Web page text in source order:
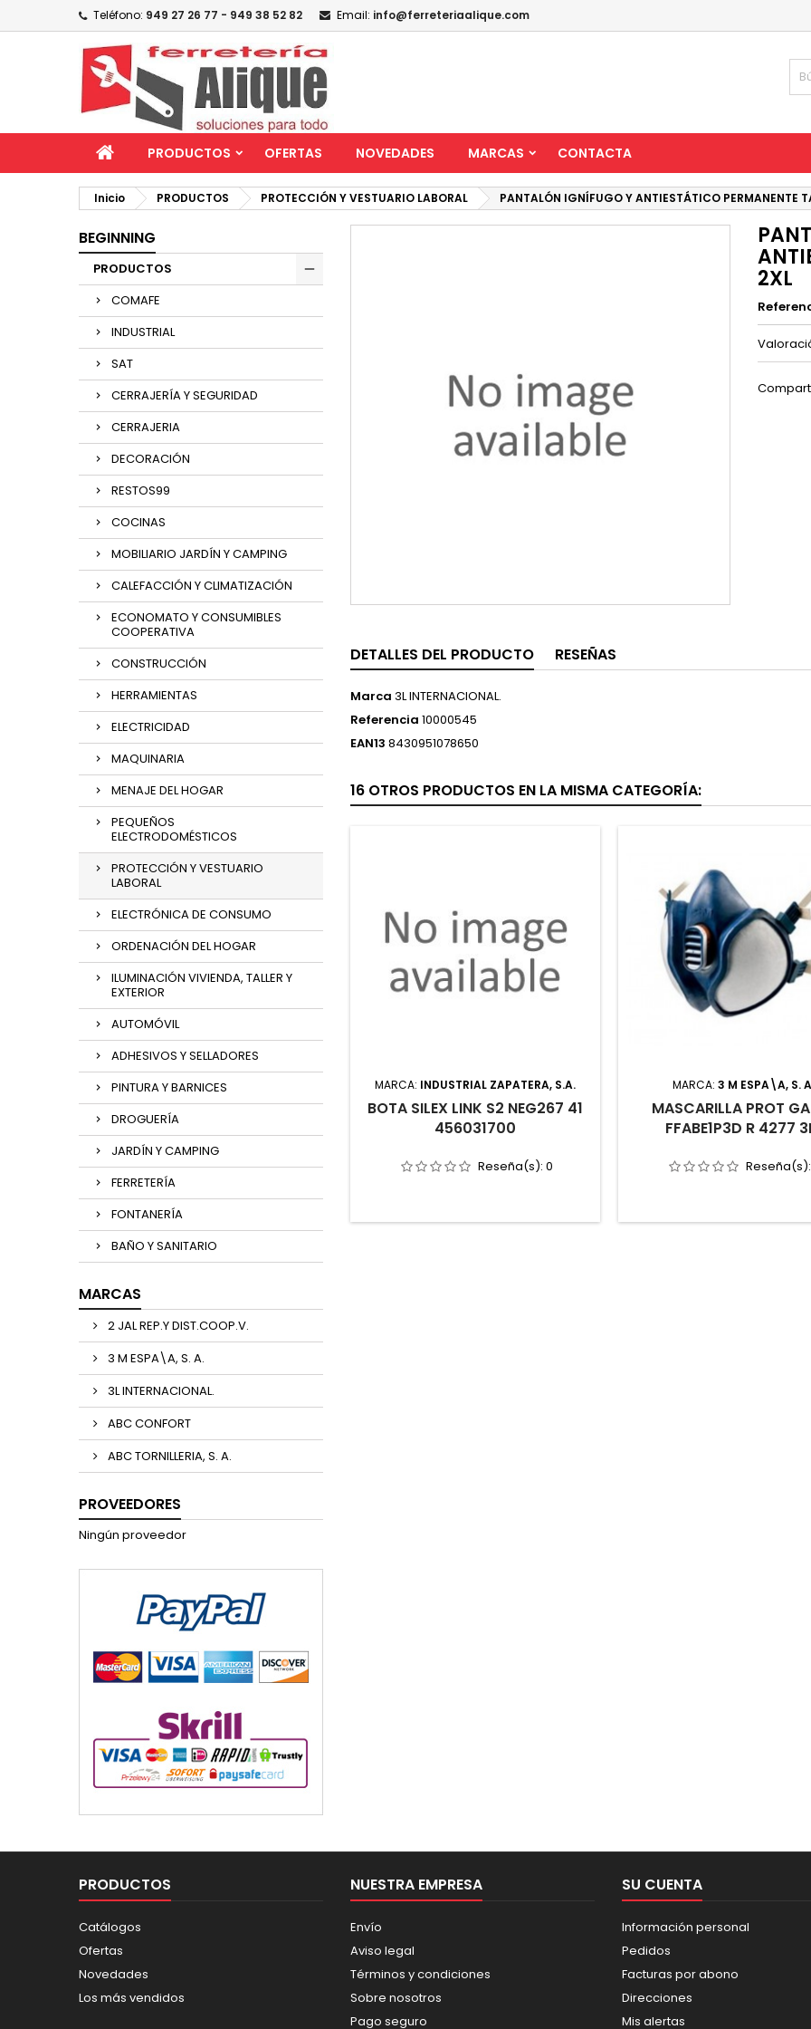
Teléfono: 949 27 26 77 - 949 38 52 82 Email: info@ferreteriaalique.com
PRODUCTOS OFERTAS NOVEDADES MARCAS CONTACTA
Inicio PRODUCTOS PROTECCIÓN Y VESTUARIO LABORAL PANTALÓN IGNÍFUGO Y ANTIESTÁTICO PERMANENTE
BEGINNING
PRODUCTOS
COMAFE
INDUSTRIAL
SAT
CERRAJERÍA Y SEGURIDAD
CERRAJERIA
DECORACIÓN
RESTOS99
COCINAS
MOBILIARIO JARDÍN Y CAMPING
CALEFACCIÓN Y CLIMATIZACIÓN
ECONOMATO Y CONSUMIBLES
COOPERATIVA
CONSTRUCCIÓN
HERRAMIENTAS
ELECTRICIDAD
MAQUINARIA
MENAJE DEL HOGAR
PEQUEÑOS
ELECTRODOMÉSTICOS
PROTECCIÓN Y VESTUARIO
LABORAL
ELECTRÓNICA DE CONSUMO
ORDENACIÓN DEL HOGAR
ILUMINACIÓN VIVIENDA, TALLER Y
EXTERIOR
AUTOMÓVIL
ADHESIVOS Y SELLADORES
PINTURA Y BARNICES
DROGUERÍA
JARDÍN Y CAMPING
FERRETERÍA
FONTANERÍA
BAÑO Y SANITARIO
MARCAS
2 JAL REP.Y DIST.COOP.V.
3 M ESPA\A, S. A.
3L INTERNACIONAL.
ABC CONFORT
ABC TORNILLERIA, S. A.
PROVEEDORES
Ningún proveedor
2XL
DETALLES DEL PRODUCTO RESEÑAS
Marca 3L INTERNACIONAL.
Referencia 10000545
EAN13 8430951078650
16 OTROS PRODUCTOS EN LA MISMA CATEGORÍA:
MARCA: INDUSTRIAL ZAPATERA, S.A.
BOTA SILEX LINK S2 NEG267 41
456031700
Reseña(s): 0
MARCA: 3 M ESPA\A, S.
MASCARILLA PROT
FFABE1P3D R 4277
PRODUCTOS
Catálogos
Ofertas
Novedades
Los más vendidos
NUESTRA EMPRESA
Envío
Aviso legal
Términos y condiciones
Sobre nosotros
Pago seguro
SU CUENTA
Información personal
Pedidos
Facturas por abono
Direcciones
Mis alertas